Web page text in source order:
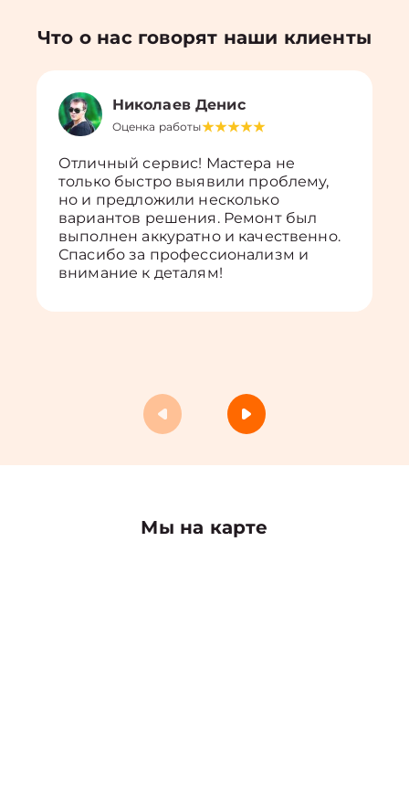
Что о нас говорят наши клиенты
Николаев Денис
Оценка работы
Отличный сервис! Мастера не
только быстро выявили проблему,
но и предложили несколько
вариантов решения. Ремонт был
выполнен аккуратно и качественно.
Спасибо за профессионализм и
внимание к деталям!
Мы на карте